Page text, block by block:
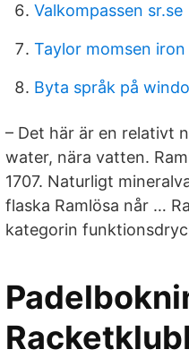
Valkompassen sr.se
Taylor momsen iron
Byta språk på
– Det här är en relativt
water, nära vatten.
1707. Naturligt
flaska Ramlösa når …
kategorin